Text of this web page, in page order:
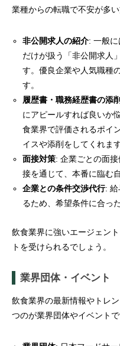
業種からの転職で不安が多い
非公開求人の紹介: 一般
だけが扱う「非公開求人
す。優良企業や人気職種
す。
履歴書・職務経歴書の添削
にアピールすれば良いか
食業界で評価されるポイ
イスや添削をしてくれます
面接対策: 企業ごとの面
接を通じて、本番に臨む
企業との条件交渉代行: 給
るため、希望条件に合っ
飲食業界に強いエージェン
トを受けられるでしょう。
業界団体・イベント
飲食業界の最新情報やトレ
つのが業界団体やイベントで